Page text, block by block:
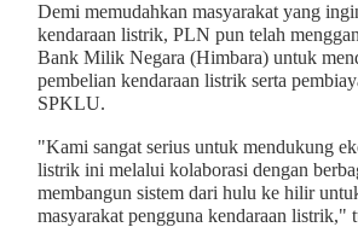
Demi memudahkan masyarakat yang
kendaraan listrik, PLN pun telah
Bank Milik Negara (Himbara) untuk
pembelian kendaraan listrik serta
SPKLU.
"Kami sangat serius untuk mendukung
listrik ini melalui kolaborasi dengan
membangun sistem dari hulu ke hilir
masyarakat pengguna kendaraan listrik,"